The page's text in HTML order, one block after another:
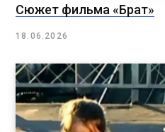
Сюжет фильма «Брат»
18.06.2026